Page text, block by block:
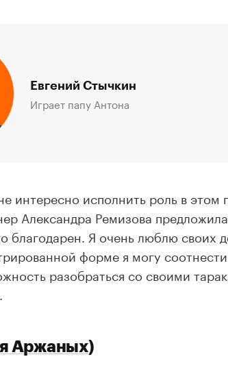
Евгений Стычкин
Играет папу Антона
интересно исполнить роль в этом
Александра Ремизова предложила
благодарен. Я очень люблю своих
форме я могу
разобраться со своими
Аржаных)